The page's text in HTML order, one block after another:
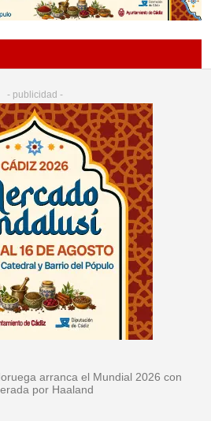
- publicidad -
arranca el Mundial 2026 con
por Haaland